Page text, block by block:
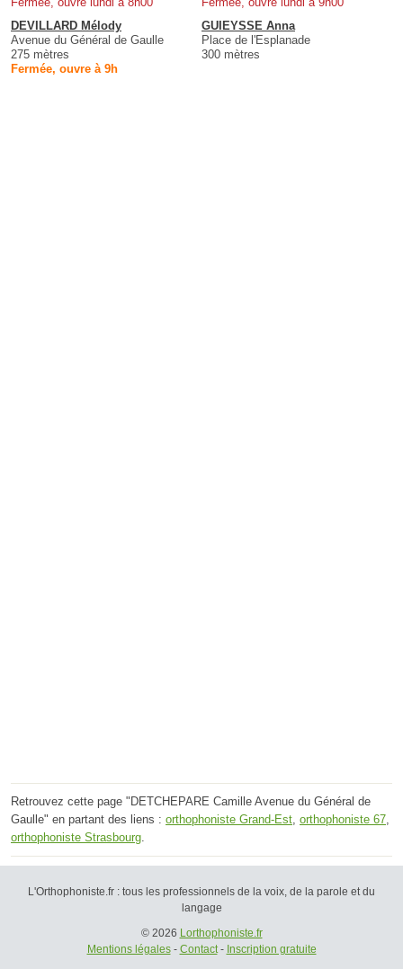
DEVILLARD Mélody
Avenue du Général de Gaulle
275 mètres
Fermée, ouvre à 9h
GUIEYSSE Anna
Place de l'Esplanade
300 mètres
Retrouvez cette page "DETCHEPARE Camille Avenue du Général de
Gaulle" en partant des liens : orthophoniste Grand-Est orthophoniste 67
orthophoniste Strasbourg
L'Orthophoniste.fr : tous les professionnels de la voix, de la parole et du
langage
© 2026 Lorthophoniste.fr
Mentions légales- Contact- Inscription gratuite